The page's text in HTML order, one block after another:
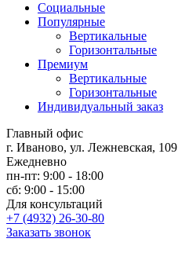
Социальные
Популярные
Вертикальные
Горизонтальные
Премиум
Вертикальные
Горизонтальные
Индивидуальный заказ
Главный офис
г. Иваново, ул. Лежневская, 109
Ежедневно
пн-пт: 9:00 - 18:00
сб: 9:00 - 15:00
Для консультаций
+7 (4932) 26-30-80
Заказать звонок